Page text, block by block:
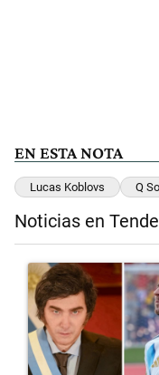
EN ESTA NOTA
Lucas Koblovs Q
Noticias en
Un artículo de